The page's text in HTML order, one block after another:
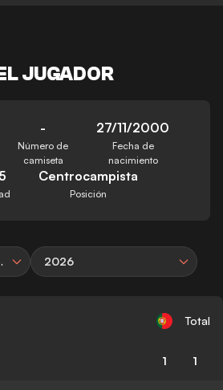
JUGADOR
-
Número de
camiseta
27/11/2000
Fecha de
nacimiento
Centrocampista
Posición
2026
Total
1 1